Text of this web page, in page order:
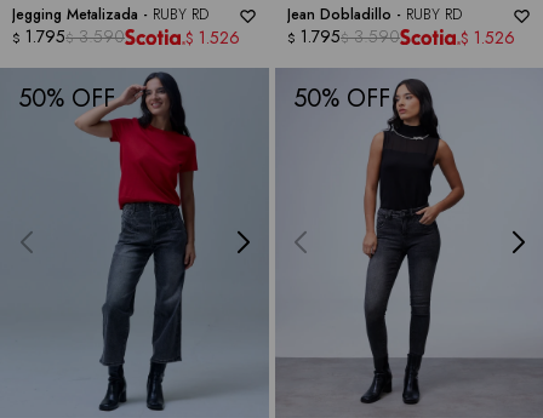
Jegging Metalizada - RUBY RD
$ 1.795$ 3.590 $ 1.526
Jean Dobladillo - RUBY RD
$ 1.795$ 3.590 $ 1.526
50 50